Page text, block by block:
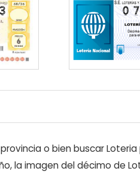
o bien buscar
la imagen del décimo de